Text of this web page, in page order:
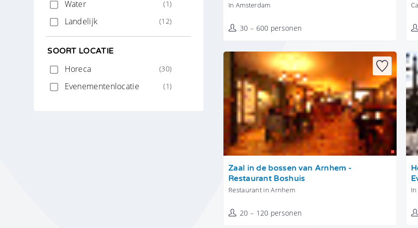
Water (1)
Landelijk (12)
SOORT LOCATIE
Horeca (30)
Evenementenlocatie (1)
In Amsterdam
30 – 600 personen
Tonen
Zaal in de bossen van Arnhem -
Restaurant Boshuis
Restaurant in Arnhem
20 – 120 personen